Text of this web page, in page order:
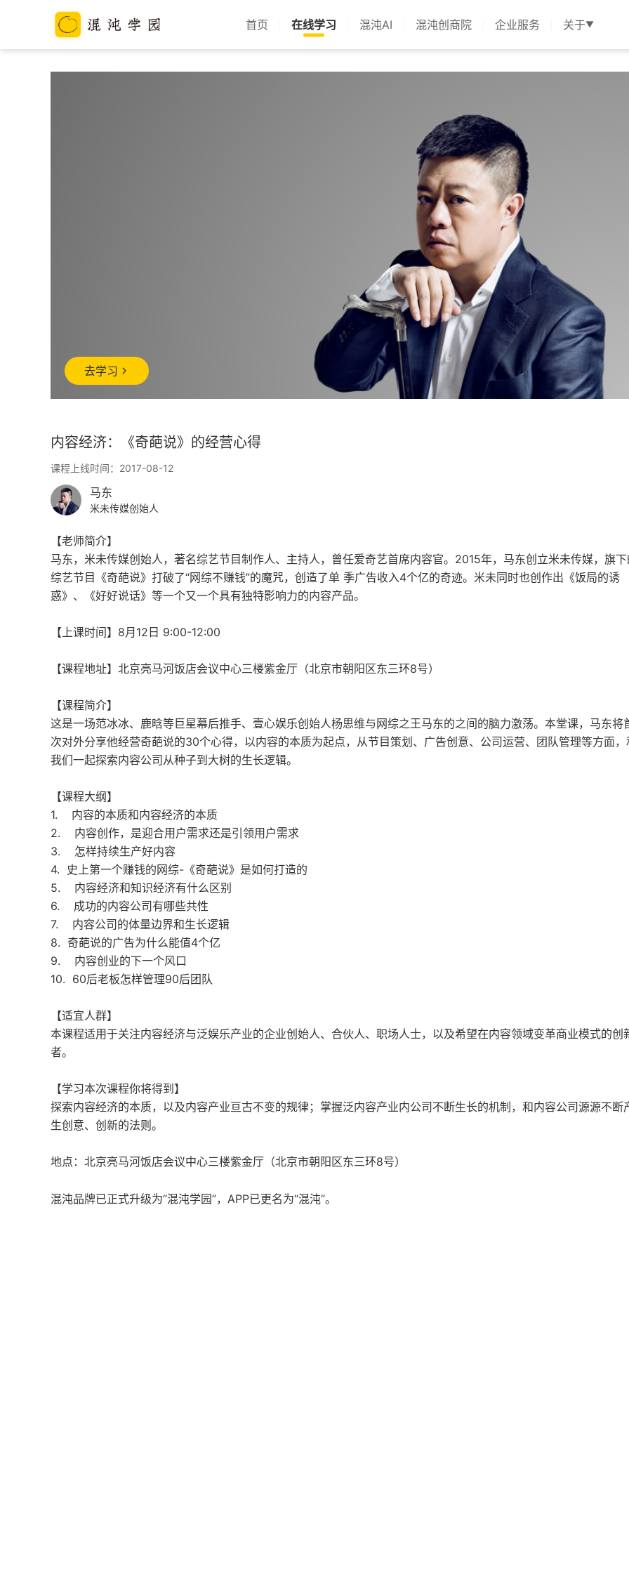
首页 在线学习 混沌AI 混沌创商院 企业服务 关于▼
去学习
内容经济：《奇葩说》的经营心得
课程上线时间：2017-08-12
马东
米未传媒创始人
【老师简介】
马东，米未传媒创始人，著名综艺节目制作人、主持人，曾任爱奇艺首席内容官。2015年，马东创立米未传媒，旗
综艺节目《奇葩说》打破了“网综不赚钱”的魔咒，创造了单 季广告收入4个亿的奇迹。米未同时也创作出《饭局的诱
惑》、《好好说话》等一个又一个具有独特影响力的内容产品。
【上课时间】8月12日 9:00-12:00
【课程地址】北京亮马河饭店会议中心三楼紫金厅（北京市朝阳区东三环8号）
【课程简介】
这是一场范冰冰、鹿晗等巨星幕后推手、壹心娱乐创始人杨思维与网综之王马东的之间的脑力激荡。本堂课，马东将
次对外分享他经营奇葩说的30个心得，以内容的本质为起点，从节目策划、广告创意、公司运营、团队管理等方面，
我们一起探索内容公司从种子到大树的生长逻辑。
【课程大纲】
1. 内容的本质和内容经济的本质
2. 内容创作，是迎合用户需求还是引领用户需求
3. 怎样持续生产好内容
4. 史上第一个赚钱的网综-《奇葩说》是如何打造的
5. 内容经济和知识经济有什么区别
6. 成功的内容公司有哪些共性
7. 内容公司的体量边界和生长逻辑
8. 奇葩说的广告为什么能值4个亿
9. 内容创业的下一个风口
10. 60后老板怎样管理90后团队
【适宜人群】
本课程适用于关注内容经济与泛娱乐产业的企业创始人、合伙人、职场人士，以及希望在内容领域变革商业模式的创
者。
【学习本次课程你将得到】
探索内容经济的本质，以及内容产业亘古不变的规律；掌握泛内容产业内公司不断生长的机制，和内容公司源源不断
生创意、创新的法则。
地点：北京亮马河饭店会议中心三楼紫金厅（北京市朝阳区东三环8号）
混沌品牌已正式升级为“混沌学园”，APP已更名为“混沌”。